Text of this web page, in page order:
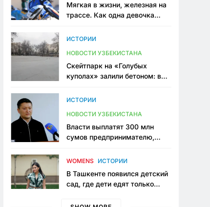
Мягкая в жизни, железная на
трассе. Как одна девочка
Узбекистане
ИСТОРИИ
НОВОСТИ УЗБЕКИСТАНА
Скейтпарк на «Голубых
куполах» залили бетоном: в
одно общественное
ИСТОРИИ
НОВОСТИ УЗБЕКИСТАНА
Власти выплатят 300 млн
сумов предпринимателю,
тюрьме по незаконному
WOMENS ИСТОРИИ
В Ташкенте появился детский
сад, где дети едят только
мама, которая устала просить